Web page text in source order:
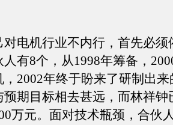
机行业不内行，首先必须
有8个，从1998年筹备，
2002年终于盼来了研制出
预期目标相去甚远，而林祥钟
万元。面对技术瓶颈，合伙